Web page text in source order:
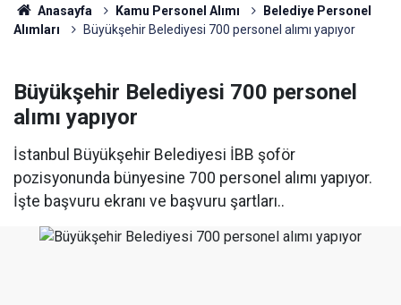
Anasayfa Kamu Personel Alımı
Belediye Personel
Alımları
Büyükşehir Belediyesi 700 personel alımı yapıyor
Büyükşehir Belediyesi 700 personel
alımı yapıyor
İstanbul Büyükşehir Belediyesi İBB şoför
pozisyonunda bünyesine 700 personel alımı yapıyor.
İşte başvuru ekranı ve başvuru şartları..